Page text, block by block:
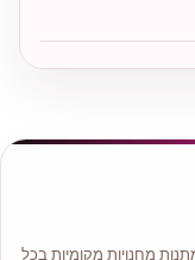
מחנויות מקומיות בכל